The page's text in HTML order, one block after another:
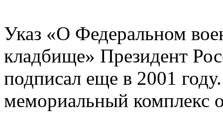
Указ «О Федеральном
кладбище» Президент
подписал еще в 2001
мемориальный комплекс